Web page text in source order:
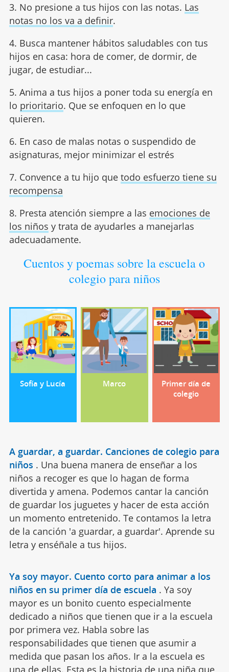
3. No presione a tus hijos con las notas. Las
notas no los va a definir.
4. Busca mantener hábitos saludables con tus
hijos en casa: hora de comer, de dormir, de
jugar, de estudiar...
5. Anima a tus hijos a poner toda su energía en
lo prioritario. Que se enfoquen en lo que
quieren.
6. En caso de malas notas o suspendido de
asignaturas, mejor minimizar el estrés
7. Convence a tu hijo que todo esfuerzo tiene su
recompensa
8. Presta atención siempre a las emociones de
los niños y trata de ayudarles a manejarlas
adecuadamente.
Cuentos y poemas sobre la escuela o
colegio para niños
Sofía y Lucía Marco
Primer día de
colegio
A guardar, a guardar. Canciones de colegio para
niños . Una buena manera de enseñar a los
niños a recoger es que lo hagan de forma
divertida y amena. Podemos cantar la canción
de guardar los juguetes y hacer de esta acción
un momento entretenido. Te contamos la letra
de la canción 'a guardar, a guardar'. Aprende su
letra y enséñale a tus hijos.
Ya soy mayor. Cuento corto para animar a los
niños en su primer día de escuela . Ya soy
mayor es un bonito cuento especialmente
dedicado a niños que tienen que ir a la escuela
por primera vez. Habla sobre las
responsabilidades que tienen que asumir a
medida que pasan los años. Ir a la escuela es
una de ellas. Esta es la historia de una niña que